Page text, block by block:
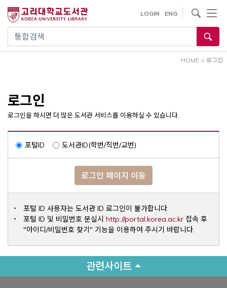
건
통합검색
LOGIN ENG
사이트내 검색
HOME > 로그인
로그인
로그인을 하시면 더 많은 도서관 서비스를 이용하실 수 있습니다.
포털ID 도서관ID(학번/직번/교번)
로그인 페이지 이동
포털 ID 사용자는 도서관 ID 로그인이 불가합니다.
포털 ID 및 비밀번호 분실시 http://portal.korea.ac.krOpens a
접속 후
"아이디/비밀번호 찾기" 기능을 이용하여 주시기 바랍니다.
관련사이트